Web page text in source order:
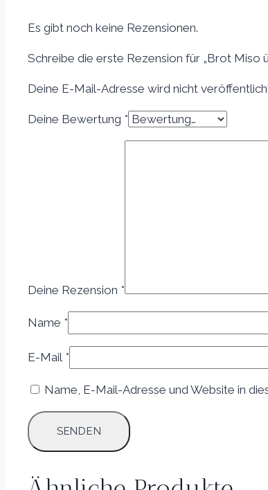
Es gibt noch keine Rezensionen.
Schreibe die erste Rezension für „Brot Miso
Deine E-Mail-Adresse wird nicht
Deine Bewertung *
Deine Rezension *
Name *
E-Mail *
Name, E-Mail-Adresse und Website in